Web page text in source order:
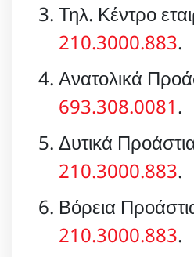
Τηλ. Κέντρο
210.3000.883.
Ανατολικά
693.308.0081.
Δυτικά
210.3000.883.
Βόρεια
210.3000.883.